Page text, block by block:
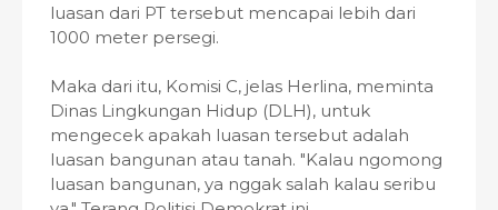
luasan dari PT tersebut mencapai lebih dari
1000 meter persegi.
Maka dari itu, Komisi C, jelas Herlina, meminta
Dinas Lingkungan Hidup (DLH), untuk
mengecek apakah luasan tersebut adalah
luasan bangunan atau tanah. "Kalau ngomong
luasan bangunan, ya nggak salah kalau seribu